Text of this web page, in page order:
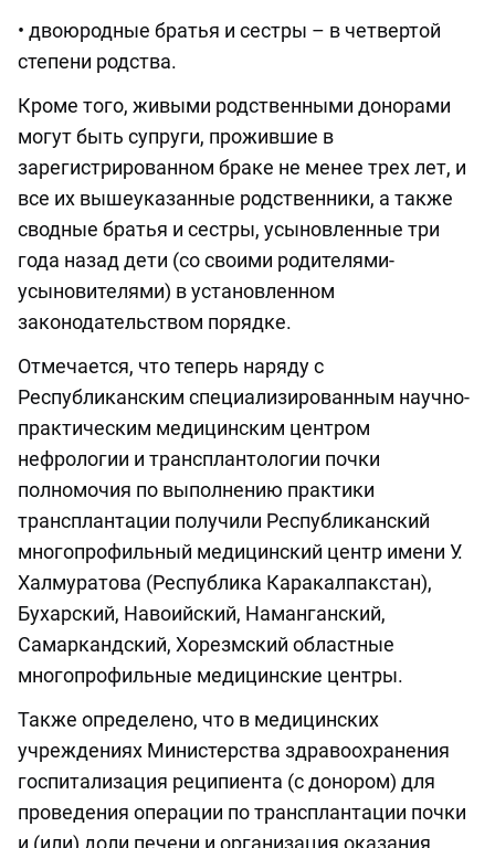
• двоюродные братья и сестры – в четвертой
степени родства.
Кроме того, живыми родственными донорами
могут быть супруги, прожившие в
зарегистрированном браке не менее трех лет, и
все их вышеуказанные родственники, а также
сводные братья и сестры, усыновленные три
года назад дети (со своими родителями-
усыновителями) в установленном
законодательством порядке.
Отмечается, что теперь наряду с
Республиканским специализированным научно-
практическим медицинским центром
нефрологии и трансплантологии почки
полномочия по выполнению практики
трансплантации получили Республиканский
многопрофильный медицинский центр имени У.
Халмуратова (Республика Каракалпакстан),
Бухарский, Навоийский, Наманганский,
Самаркандский, Хорезмский областные
многопрофильные медицинские центры.
Также определено, что в медицинских
учреждениях Министерства здравоохранения
госпитализация реципиента (с донором) для
проведения операции по трансплантации почки
и (или) доли печени и организация оказания